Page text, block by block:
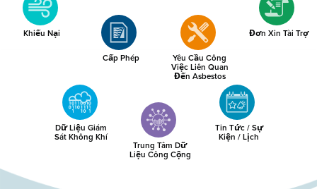
Khiếu Nại
Cấp Phép Yêu Cầu Công
Việc Liên Quan
Đến Asbestos
Đơn Xin Tài Trợ
Dữ Liệu Giám
Sát Không Khí
Trung Tâm Dữ
Liệu Công Cộng
Tin Tức / Sự
Kiện / Lịch